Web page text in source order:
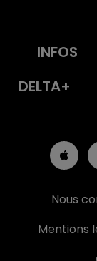
INFOS
DELTA+
Nous
Mentions